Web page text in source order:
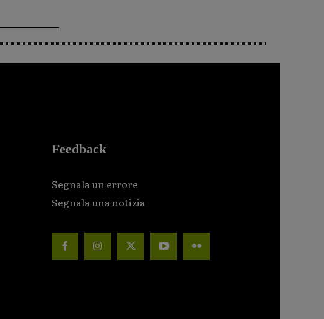
Feedback
Segnala un errore
Segnala una notizia